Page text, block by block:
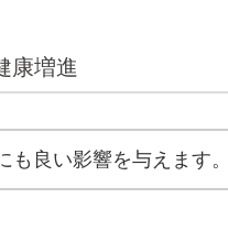
康増進
良い影響を与えます。